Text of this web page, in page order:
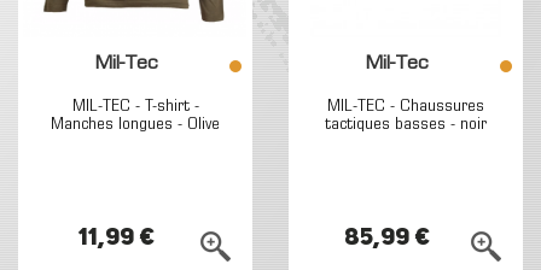
Mil-Tec
MIL-TEC - T-shirt -
Manches longues - Olive
11,99 €
Mil-Tec
MIL-TEC - Chaussures
tactiques basses - noir
85,99 €